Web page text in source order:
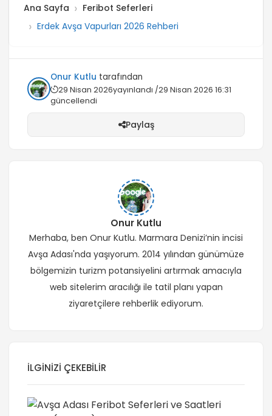
Ana Sayfa
Feribot Seferleri
Erdek Avşa Vapurları 2026 Rehberi
Onur Kutlu tarafından
29 Nisan 2026yayınlandı /29 Nisan 2026 16:31
güncellendi
Paylaş
Onur Kutlu
Merhaba, ben Onur Kutlu. Marmara Denizi’nin incisi
Avşa Adası'nda yaşıyorum. 2014 yılından günümüze
bölgemizin turizm potansiyelini artırmak amacıyla
web sitelerim aracılığı ile tatil planı yapan
ziyaretçilere rehberlik ediyorum.
İLGINIZI ÇEKEBILIR